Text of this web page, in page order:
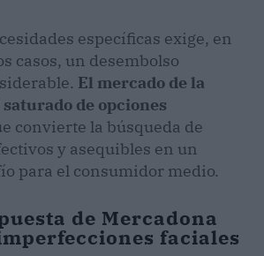
específicas exige, en
casos, un desembolso
El mercado de la
de opciones
convierte la búsqueda de
y asequibles en un
para el consumidor medio.
de Mercadona
faciales